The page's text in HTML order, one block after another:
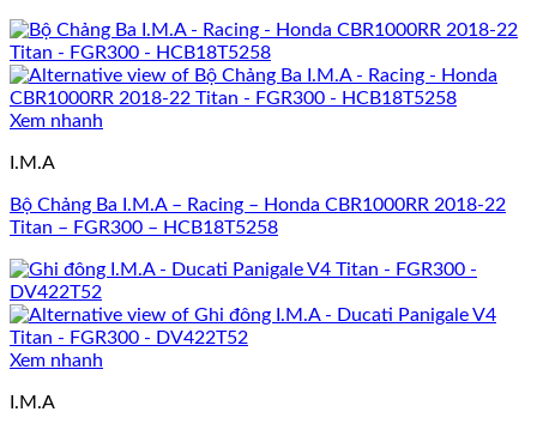
Xem nhanh
I.M.A
Bộ Chảng Ba I.M.A – Racing – Honda CBR1000RR 2018-22
Titan – FGR300 – HCB18T5258
Xem nhanh
I.M.A